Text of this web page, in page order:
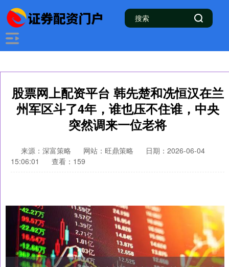
股票网上配资平台 韩先楚和冼恒汉在兰
州军区斗了4年，谁也压不住谁，中央
突然调来一位老将
来源：深富策略 网站：旺鼎策略
日期：2026-06-04
15:06:01
查看：159